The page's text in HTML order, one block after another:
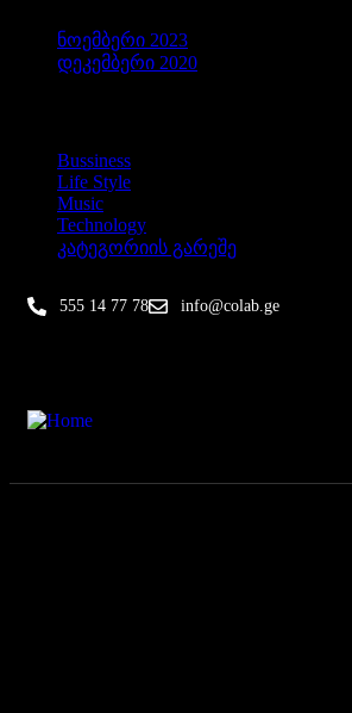
ნოემბერი 2023
დეკემბერი 2020
Bussiness
Life Style
Music
Technology
კატეგორიის გარეშე
555 14 77 78 info@colab.ge